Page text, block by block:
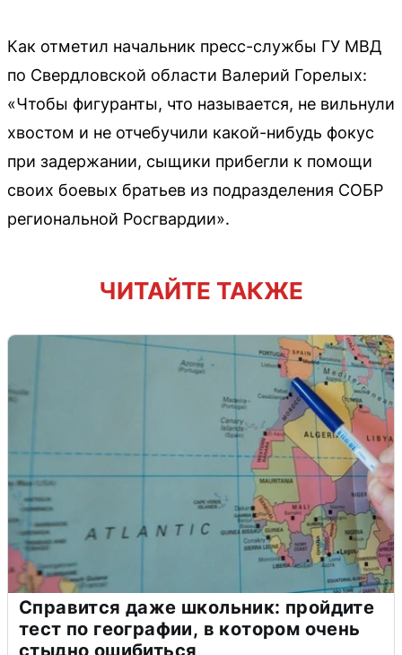
Как отметил начальник пресс-службы ГУ МВД
по Свердловской области Валерий Горелых:
«Чтобы фигуранты, что называется, не вильнули
хвостом и не отчебучили какой-нибудь фокус
при задержании, сыщики прибегли к помощи
своих боевых братьев из подразделения СОБР
региональной Росгвардии».
ЧИТАЙТЕ ТАКЖЕ
Справится даже школьник: пройдите
тест по географии, в котором очень